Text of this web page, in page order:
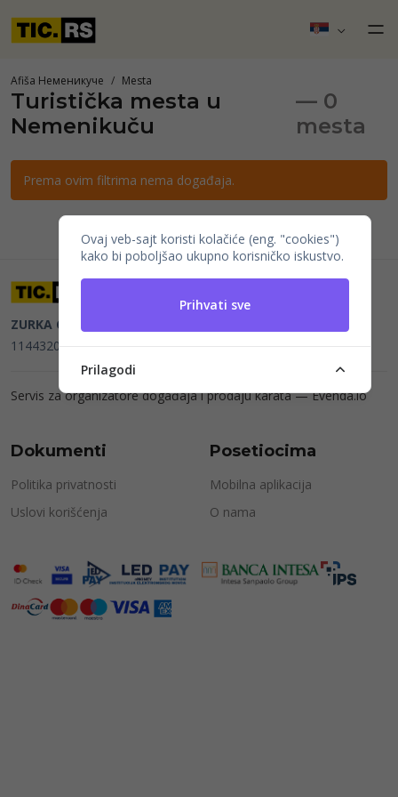
Afiša Неменикуче Mesta
Turistička mesta u
Nemenikuču
— 0
mesta
Prema ovim filtrima nema događaja.
ZURKA CE BITI DOO
114432064, MB 22023195,mail@tic.rs, +381 63 173 3142
Servis za organizatore događaja i prodaju karata —Evenda.io
Dokumenti
Politika privatnosti
Uslovi korišćenja
Posetiocima
Mobilna aplikacija
O nama
Ovaj veb-sajt koristi kolačiće (eng. "cookies")
kako bi poboljšao ukupno korisničko iskustvo.
Prihvati sve
Prilagodi